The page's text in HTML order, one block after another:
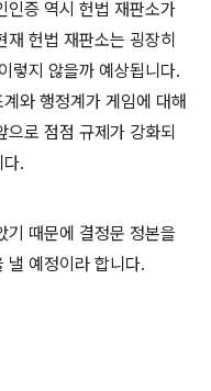
인증 역시 헌법 재판소가
헌법 재판소는 굉장히
렇지 않을까 예상됩니다.
와 행정계가 게임에 대해
로 점점 규제가 강화되
.
기 때문에 결정문 정본을
낼 예정이라 합니다.